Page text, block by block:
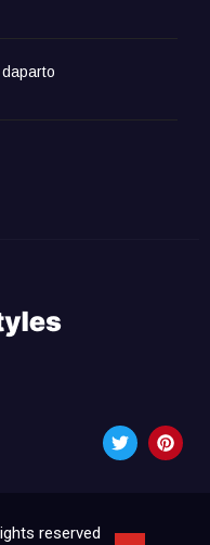
reserved